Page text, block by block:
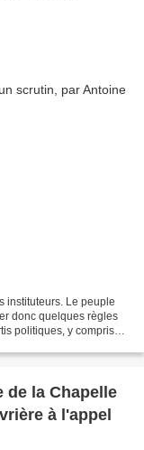
instituteurs. Le peuple
donc quelques règles
politiques, y compris